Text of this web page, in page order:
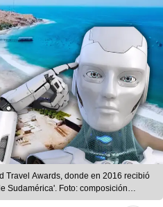
Travel Awards, donde en 2016 recibió
Sudamérica'. Foto: composición